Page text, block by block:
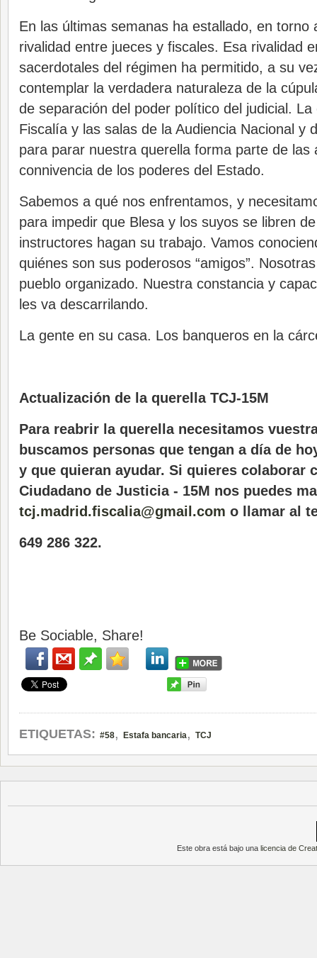
En las últimas semanas ha estallado, en torno
rivalidad entre jueces y fiscales. Esa rivalidad
sacerdotales del régimen ha permitido, a su
contemplar la verdadera naturaleza de la
de separación del poder político del judicial. La
Fiscalía y las salas de la Audiencia Nacional y
para parar nuestra querella forma parte de las
connivencia de los poderes del Estado.
Sabemos a qué nos enfrentamos, y
para impedir que Blesa y los suyos se libren
instructores hagan su trabajo. Vamos
quiénes son sus poderosos “amigos”.
pueblo organizado. Nuestra constancia y
les va descarrilando.
La gente en su casa. Los banqueros en la
Actualización de la querella TCJ-15M
Para reabrir la querella necesitamos
buscamos personas que tengan a día de
y que quieran ayudar. Si quieres colaborar
Ciudadano de Justicia - 15M nos puedes
tcj.madrid.fiscalia@gmail.com o llamar al
649 286 322.
Be Sociable, Share!
ETIQUETAS: #58, Estafa bancaria, TCJ
Este obra está bajo una licencia de